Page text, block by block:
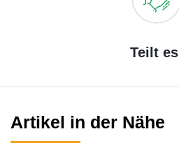
Teilt
Artikel in der Nähe